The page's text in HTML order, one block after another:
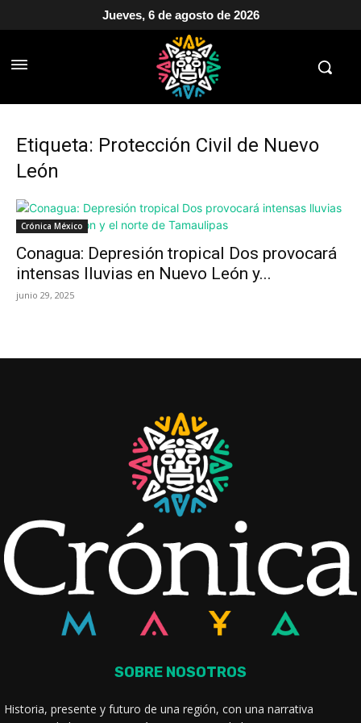
Jueves, 6 de agosto de 2026
Etiqueta: Protección Civil de Nuevo
León
Crónica México
Conagua: Depresión tropical Dos provocará
intensas lluvias en Nuevo León y...
junio 29, 2025
SOBRE NOSOTROS
Historia, presente y futuro de una región, con una narrativa